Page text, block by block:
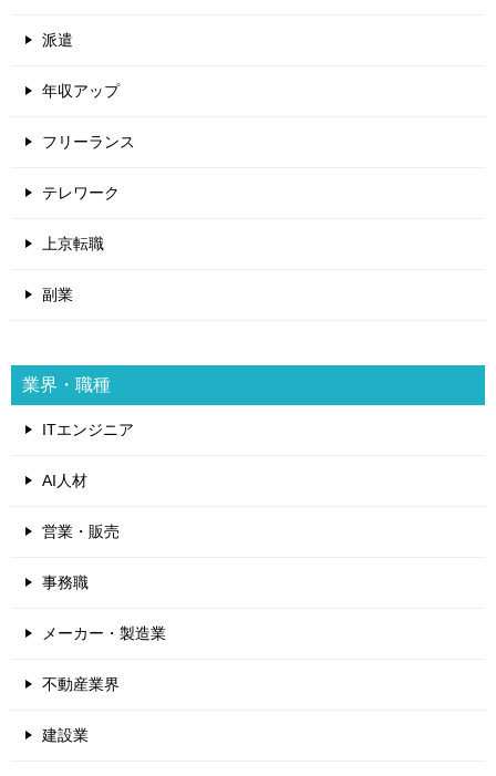
派遣
年収アップ
フリーランス
テレワーク
上京転職
副業
業界・職種
ITエンジニア
AI人材
営業・販売
事務職
メーカー・製造業
不動産業界
建設業